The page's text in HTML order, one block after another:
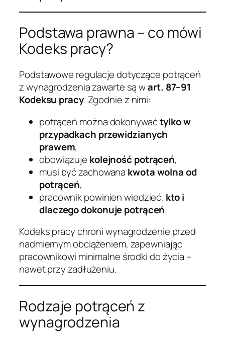
Podstawa prawna – co mówi
Kodeks pracy?
Podstawowe regulacje dotyczące potrąceń
z wynagrodzenia zawarte są wart. 87–91
Kodeksu pracy. Zgodnie z nimi:
potrąceń można dokonywaćtylko w
przypadkach przewidzianych
prawem,
obowiązuje kolejność potrąceń,
musi być zachowana kwota wolna od
potrąceń,
pracownik powinien wiedzieć, kto i
dlaczego dokonuje potrąceń.
Kodeks pracy chroni wynagrodzenie przed
nadmiernym obciążeniem, zapewniając
pracownikowi minimalne środki do życia –
nawet przy zadłużeniu.
Rodzaje potrąceń z
wynagrodzenia